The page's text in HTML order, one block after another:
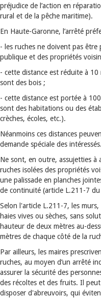
préjudice de l’action en
rural et de la pêche maritime).
En Haute-Garonne, l’arrêté
- les ruches ne doivent pas être
publique et des propriétés
- cette distance est réduite à
sont des bois ;
- cette distance est portée à
sont des habitations ou des
crèches, écoles, etc.).
Néanmoins ces distances
demande spéciale des intéressés.
Ne sont, en outre, assujetties à
ruches isolées des propriétés
une palissade en planches
de continuité (article L.211-7 du
Selon l'article L.211-7, les
haies vives ou sèches, sans
hauteur de deux mètres au-
mètres de chaque côté de la
Par ailleurs, les maires
ruches, au moyen d’un arrêté
assurer la sécurité des
des récoltes et des fruits. Il
disposer d'abreuvoirs, qui